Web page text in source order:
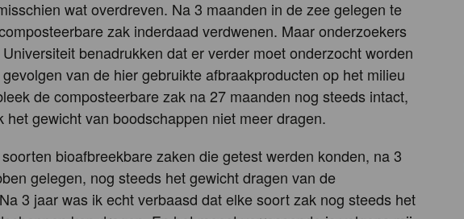
wat overdreven. Na 3 maanden in de zee gelegen te
zak inderdaad verdwenen. Maar onderzoekers
benadrukken dat er verder moet onderzocht worden
van de hier gebruikte afbraakproducten op het milieu
de composteerbare zak na 27 maanden nog steeds intact,
het gewicht van boodschappen niet meer dragen.
bioafbreekbare zaken die getest werden konden, na 3
gelegen, nog steeds het gewicht dragen van de
3 jaar was ik echt verbaasd dat elke soort zak nog steeds het